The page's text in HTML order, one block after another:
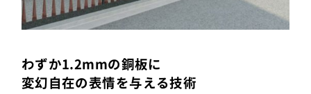
わずか1.2mmの銅板に
変幻自在の表情を与える技術